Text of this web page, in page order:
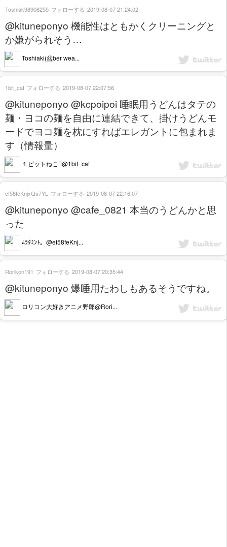
@kituneponyo 機能性はともかくクリーニングと
か嫌がられそう…
Toshiaki(盆ber wea...
Toshiak98908255 フォローする 2019-08-07 21:24:02
@kituneponyo @kcpoipoi 睡眠用うどんはタテの
麺・ヨコの麺を自由に連結できて、掛けうどんモ
ードでヨコ麺を枕にすればエレガントに包まれま
す（情報量）
１ビットねこ@1bit_cat
1bit_cat フォローする 2019-08-07 22:07:56
@kituneponyo @cafe_0821 本当のうどんかと思
った
ﾑﾗﾀﾐﾝﾄ。@ef58feKnj...
ef58feKnjxQs7YL フォローする 2019-08-07 22:16:07
@kituneponyo 爆睡用たわしもあるそうですね。
ロリコン大好きアニメ野郎@Rori...
Rorikon191 フォローする 2019-08-07 20:35:44